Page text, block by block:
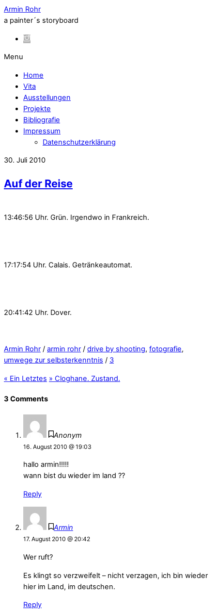
Armin Rohr
a painter´s storyboard
Menu
Home
Vita
Ausstellungen
Projekte
Bibliografie
Impressum
Datenschutzerklärung
30. Juli 2010
Auf der Reise
13:46:56 Uhr. Grün. Irgendwo in Frankreich.
17:17:54 Uhr. Calais. Getränkeautomat.
20:41:42 Uhr. Dover.
Armin Rohr / armin rohr / drive by shooting, fotografie,
umwege zur selbsterkenntnis / 3
« Ein Letztes » Cloghane. Zustand.
3 Comments
Anonym
16. August 2010 @ 19:03
hallo armin!!!!!
wann bist du wieder im land ??
Reply
Armin
17. August 2010 @ 20:42
Wer ruft?
Es klingt so verzweifelt – nicht verzagen, ich bin wieder
hier im Land, im deutschen.
Reply